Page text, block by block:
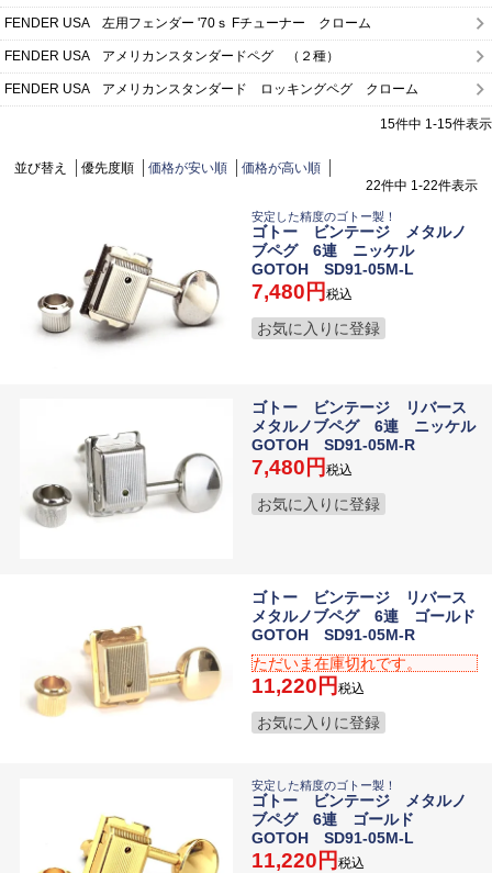
FENDER USA 左用フェンダー '70ｓ Fチューナー クローム
FENDER USA アメリカンスタンダードペグ （２種）
FENDER USA アメリカンスタンダード ロッキングペグ クローム
15件中 1-15件表示
並び替え 優先度順 価格が安い順
価格が高い順
22件中 1-22件表示
安定した精度のゴトー製！
ゴトー ビンテージ メタルノ
ブペグ 6連 ニッケル
GOTOH SD91-05M-L
7,480 税込
お気に入りに登録
ゴトー ビンテージ リバース
メタルノブペグ 6連 ニッケル
GOTOH SD91-05M-R
7,480 税込
お気に入りに登録
ゴトー ビンテージ リバース
メタルノブペグ 6連 ゴールド
GOTOH SD91-05M-R
ただいま在庫切れです。
11,220 税込
お気に入りに登録
安定した精度のゴトー製！
ゴトー ビンテージ メタルノ
ブペグ 6連 ゴールド
GOTOH SD91-05M-L
11,220 税込